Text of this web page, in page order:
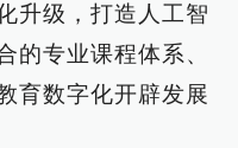
升级，打造人工智
的专业课程体系、
育数字化开辟发展